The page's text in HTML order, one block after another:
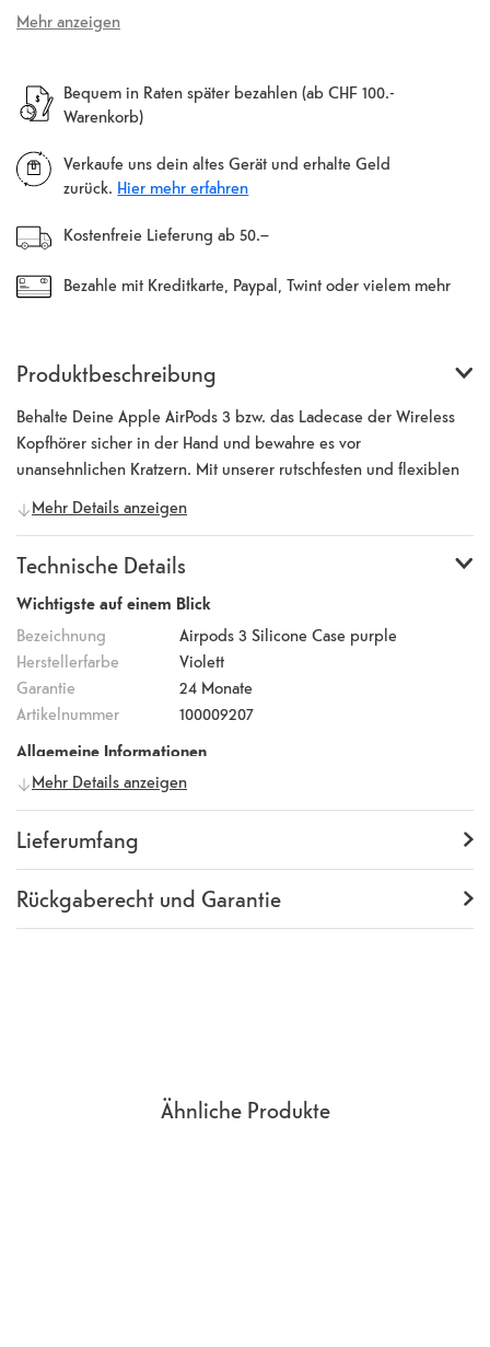
Mehr anzeigen
Bequem in Raten später bezahlen (ab CHF 100.-
Warenkorb)
Verkaufe uns dein altes Gerät und erhalte Geld
zurück. Hier mehr erfahren
Kostenfreie Lieferung ab 50.–
Bezahle mit Kreditkarte, Paypal, Twint oder vielem mehr
Produktbeschreibung
Behalte Deine Apple AirPods 3 bzw. das Ladecase der Wireless
Kopfhörer sicher in der Hand und bewahre es vor
unansehnlichen Kratzern. Mit unserer rutschfesten und flexiblen
Silikon Case Schutzhülle bleibt die Ladebox der Apple Bluetooth
Kopfhörer stets geschützt und liegt perfekt in der Hand. Die
schon lassen sie sich sofort von anderen unterscheiden und
geniessen einen hervorragend Schutz vor Kratzern, Schmutz,
Staub, leichten Stössen und Stürzen. Ein Ausschnitt an der
Unterseite (Ladeanschluss) ermöglicht das Laden der AirPods Box
auch im Silikon Case.
Mehr Details anzeigen
Technische Details
Wichtigste auf einem Blick
Bezeichnung
Airpods 3 Silicone Case purple
Herstellerfarbe
Violett
Garantie
24 Monate
Artikelnummer
100009207
Allgemeine Informationen
Hersteller
Holdit
Herstellernummer
15097
Mehr Details anzeigen
Lieferumfang
Lieferumfang
Silikon Case Schutzhülle
Abdeckung für Apple AirPods
Rückgaberecht und Garantie
Garantie
24 Monate
Ähnliche Produkte